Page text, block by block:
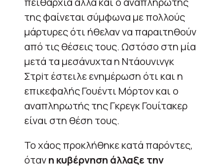
της φαίνεται σύμφωνα με πολλούς
μάρτυρες ότι ήθελαν να παραιτηθούν
από τις θέσεις τους. Ωστόσο στη μία
μετά τα μεσάνυχτα η Ντάουνινγκ
Στρiτ έστειλε ενημέρωση ότι και η
επικεφαλής Γουέντι Μόρτον και ο
αναπληρωτής της Γκρεγκ Γουίτακερ
είναι στη θέση τους.
Το χάος προκλήθηκε κατά παρόντες,
ότανη κυβέρνηση άλλαξε την